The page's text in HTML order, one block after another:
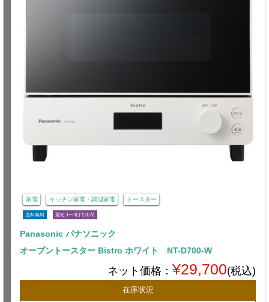
家電 キッチン家電・調理家電 トースター
送料無料 最短 1〜3日で出荷
Panasonic パナソニック
オーブントースター Bistro ホワイト NT-D700-W
ネット価格： ¥29,700(税込)
在庫状況